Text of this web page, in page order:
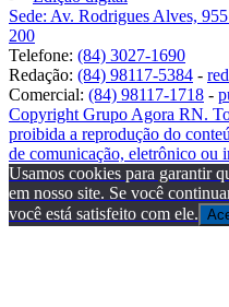
Sede: Av. Rodrigues Alves,
200
Telefone: (84) 3027-1690
Redação: (84) 98117-5384 -
Comercial: (84) 98117-1718 -
Copyright Grupo Agora RN.
proibida a reprodução do
de comunicação, eletrônico ou
Usamos cookies para garantir
em nosso site. Se você
você está satisfeito com ele.